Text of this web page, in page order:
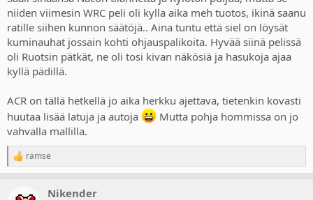
niiden viimesin WRC peli oli kylla aika meh tuotos, ikinä saanu
ratille siihen kunnon säätöjä.. Aina tuntu että siel on löysät
kuminauhat jossain kohti ohjauspalikoita. Hyvää siinä pelissä
oli Ruotsin pätkät, ne oli tosi kivan näkösiä ja hasukoja ajaa
kyllä pädillä.
ACR on tällä hetkellä jo aika herkku ajettava, tietenkin kovasti
huutaa lisää latuja ja autoja
Mutta pohja hommissa on jo
vahvalla mallilla.
R
e
c
ramse
Nikender